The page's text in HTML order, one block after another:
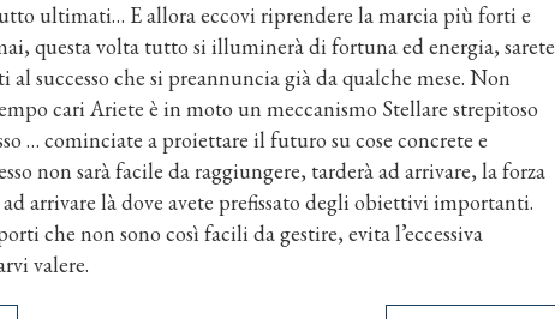
ultimati… E allora eccovi riprendere la marcia più forti e
questa volta tutto si illuminerà di fortuna ed energia, sarete
successo che si preannuncia già da qualche mese. Non
cari Ariete è in moto un meccanismo Stellare strepitoso
… cominciate a proiettare il futuro su cose concrete e
non sarà facile da raggiungere, tarderà ad arrivare, la forza
arrivare là dove avete prefissato degli obiettivi importanti.
che non sono così facili da gestire, evita l’eccessiva
valere.